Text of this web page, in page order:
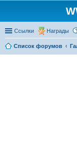
Ссылки Награды
Список форумов